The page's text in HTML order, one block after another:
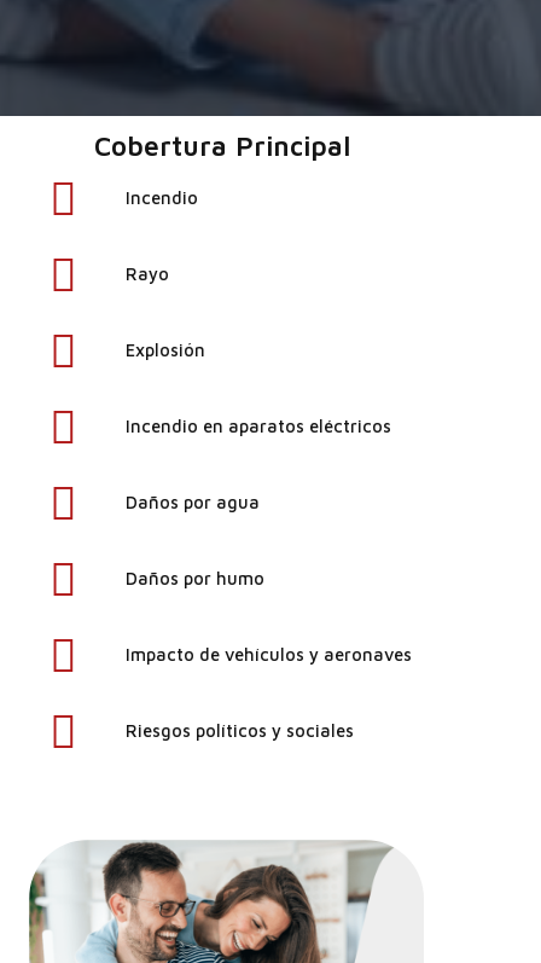
Cobertura Principal
Incendio
Rayo
Explosión
Incendio en aparatos eléctricos
Daños por agua
Daños por humo
Impacto de vehículos y aeronaves
Riesgos políticos y sociales